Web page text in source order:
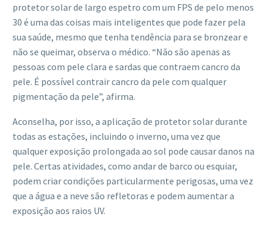
protetor solar de largo espetro com um FPS de pelo menos
30 é uma das coisas mais inteligentes que pode fazer pela
sua saúde, mesmo que tenha tendência para se bronzear e
não se queimar, observa o médico. “Não são apenas as
pessoas com pele clara e sardas que contraem cancro da
pele. É possível contrair cancro da pele com qualquer
pigmentação da pele”, afirma.
Aconselha, por isso, a aplicação de protetor solar durante
todas as estações, incluindo o inverno, uma vez que
qualquer exposição prolongada ao sol pode causar danos na
pele. Certas atividades, como andar de barco ou esquiar,
podem criar condições particularmente perigosas, uma vez
que a água e a neve são refletoras e podem aumentar a
exposição aos raios UV.